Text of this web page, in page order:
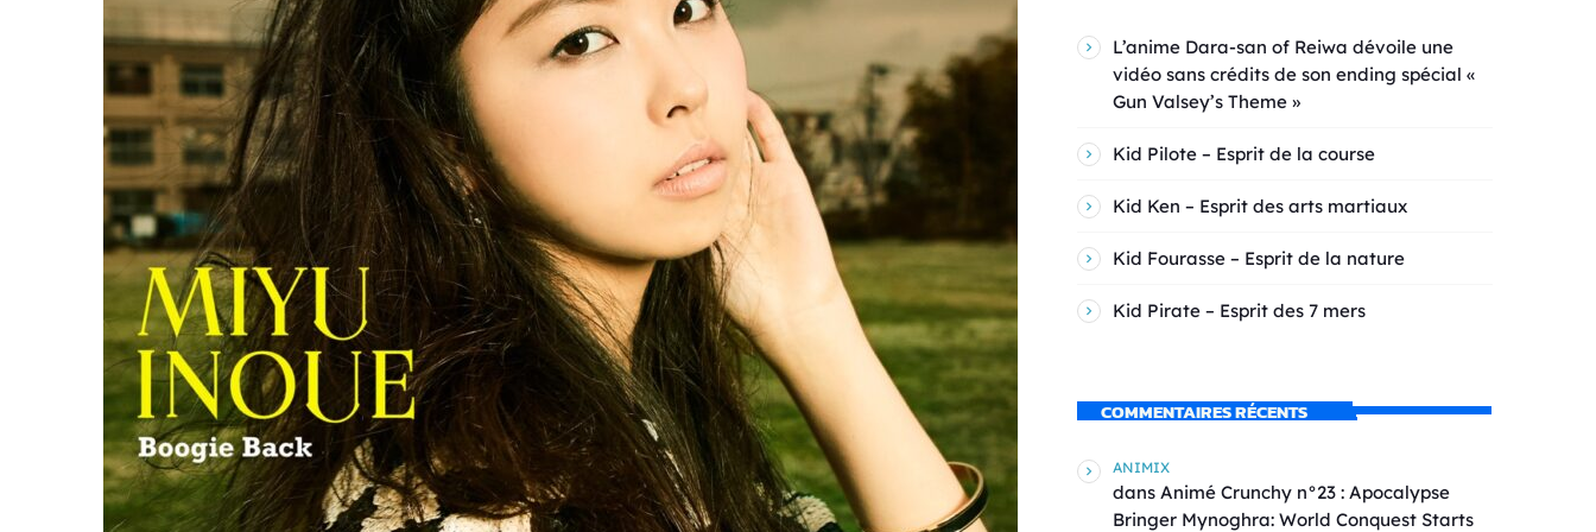
L’anime Dara-san of Reiwa dévoile une
vidéo sans crédits de son ending spécial «
Gun Valsey’s Theme »
Kid Pilote – Esprit de la course
Kid Ken – Esprit des arts martiaux
Kid Fourasse – Esprit de la nature
Kid Pirate – Esprit des 7 mers
COMMENTAIRES RÉCENTS
ANIMIX
dans Animé Crunchy n°23 : Apocalypse
Bringer Mynoghra: World Conquest Starts